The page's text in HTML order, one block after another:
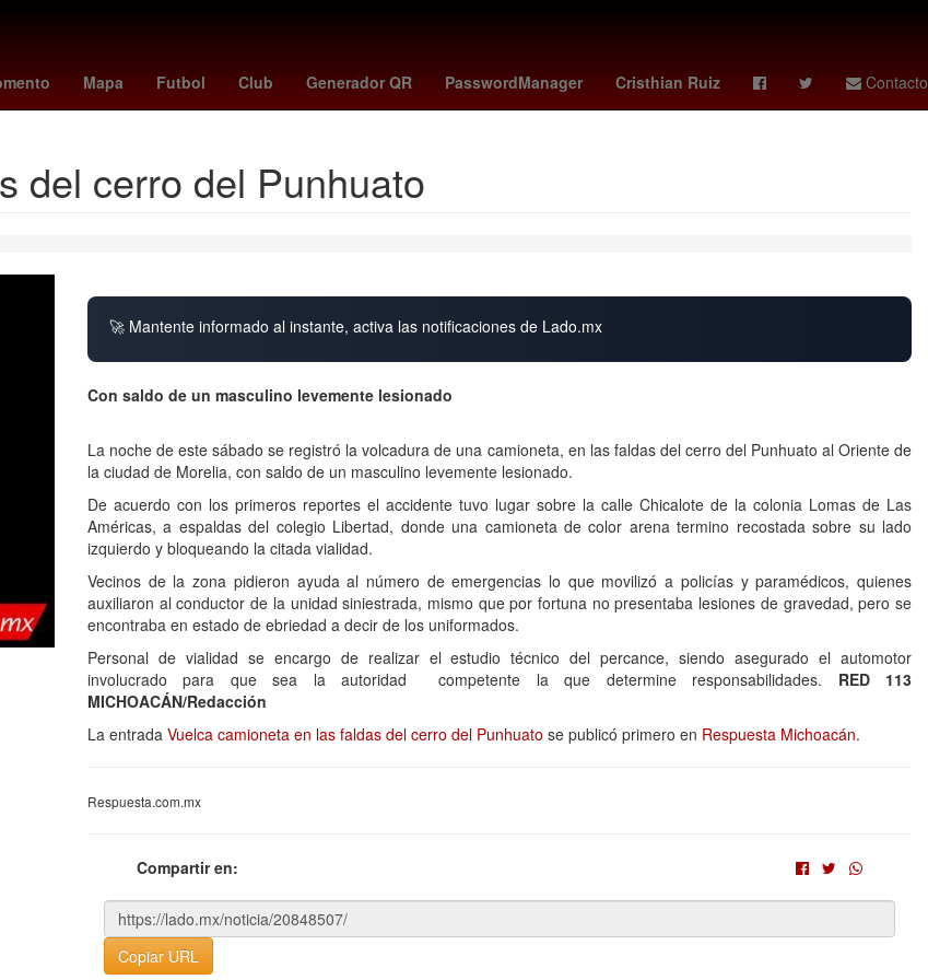
Mapa Futbol Club Generador QR PasswordManager Cristhian Ruiz Contacto
colo colo Nueva York jaguars vs. chiefs Thomas Tuchel criminal lupita villalobos
del cerro del Punhuato
🚀 Mantente informado al instante, activa las notificaciones de Lado.mx
Con saldo de un masculino levemente lesionado
La noche de este sábado se registró la volcadura de una camioneta, en las faldas del cerro del Punhuato al Oriente de
la ciudad de Morelia, con saldo de un masculino levemente lesionado.
De acuerdo con los primeros reportes el accidente tuvo lugar sobre la calle Chicalote de la colonia Lomas de Las
Américas, a espaldas del colegio Libertad, donde una camioneta de color arena termino recostada sobre su lado
izquierdo y bloqueando la citada vialidad.
Vecinos de la zona pidieron ayuda al número de emergencias lo que movilizó a policías y paramédicos, quienes
auxiliaron al conductor de la unidad siniestrada, mismo que por fortuna no presentaba lesiones de gravedad, pero se
encontraba en estado de ebriedad a decir de los uniformados.
Personal de vialidad se encargo de realizar el estudio técnico del percance, siendo asegurado el automotor
involucrado para que sea la autoridad competente la que determine responsabilidades. RED 113
MICHOACÁN/Redacción
La entrada Vuelca camioneta en las faldas del cerro del Punhuato se publicó primero en Respuesta Michoacán.
Respuesta.com.mx
Compartir en:
Copiar URL